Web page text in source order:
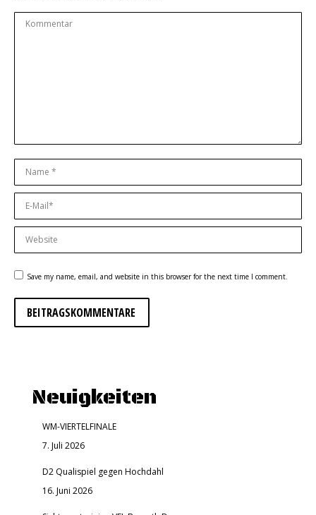
Kommentar
Name *
E-Mail *
Website
Save my name, email, and website in this browser for the next time I comment.
BEITRAGSKOMMENTARE
Neuigkeiten
WM-VIERTELFINALE
7. Juli 2026
D2 Qualispiel gegen Hochdahl
16. Juni 2026